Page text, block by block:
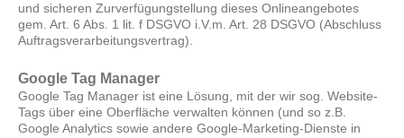
und sicheren Zurverfügungstellung dieses Onlineangebotes
gem. Art. 6 Abs. 1 lit. f DSGVO i.V.m. Art. 28 DSGVO (Abschluss
Auftragsverarbeitungsvertrag).
Google Tag Manager
Google Tag Manager ist eine Lösung, mit der wir sog. Website-
Tags über eine Oberfläche verwalten können (und so z.B.
Google Analytics sowie andere Google-Marketing-Dienste in